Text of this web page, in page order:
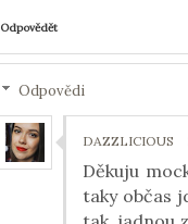
Odpovědět
Odpovědi
DAZZLICIOUS
Děkuju
taky občas